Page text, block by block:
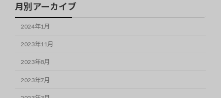
月別アーカイブ
2024年1月
2023年11月
2023年8月
2023年7月